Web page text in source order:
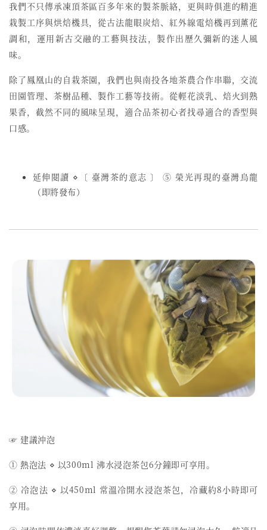
我們不只傳承凍頂茶區百多年來的製茶脈絡，更與時俱進的精進
栽製工序與烘焙機具，從古法龍眼炭焙、紅外線電焙機再到薰花
調和，運用新古交融的工藝與技法，製作出歷久彌新的迷人風
味。
除了鳳凰山的自栽茶園，我們也與南投各地茶農合作串聯，交流
田園管理、茶樹品種、製作工藝等技術。從輕花淡乳、焙火到熟
果香，截然不同的風味呈現，適合品茶初心者找尋適合的香型與
口感。
延伸閱讀 ⋄〔 臺灣茶的意志 〕 ⑤ 榮光再現的臺灣烏龍
（即將發布）
☞ 建議沖泡
① 熱泡法 ⋄ 以300ml 沸水浸泡茶包6分鐘即可享用。
② 冷泡法 ⋄ 以450ml 常溫冷開水浸泡茶包，冷藏約8小時即可
享用。